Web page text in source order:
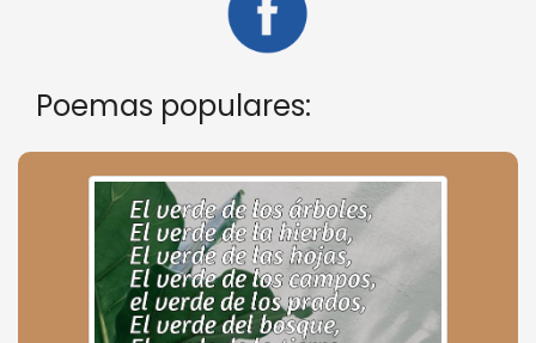
Poemas populares: